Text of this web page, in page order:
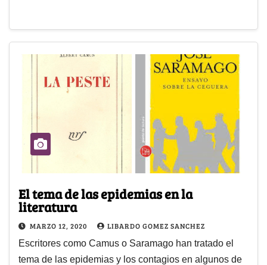
El tema de las epidemias en la
literatura
MARZO 12, 2020 LIBARDO GOMEZ SANCHEZ
Escritores como Camus o Saramago han tratado el
tema de las epidemias y los contagios en algunos de